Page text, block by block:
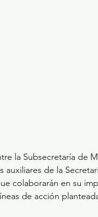
la Subsecretaría de
auxiliares de la
colaborarán en su
de acción